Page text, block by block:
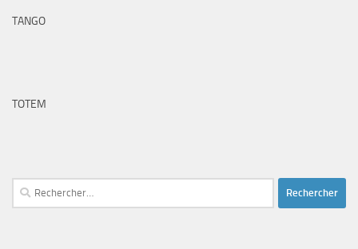
TANGO
TOTEM
Rechercher :